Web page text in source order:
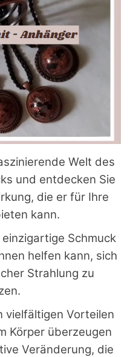
Welt des
und entdecken Sie
die er für Ihre
kann.
Schmuck
helfen kann, sich
Strahlung zu
vielfältigen Vorteilen
Körper überzeugen
Veränderung, die